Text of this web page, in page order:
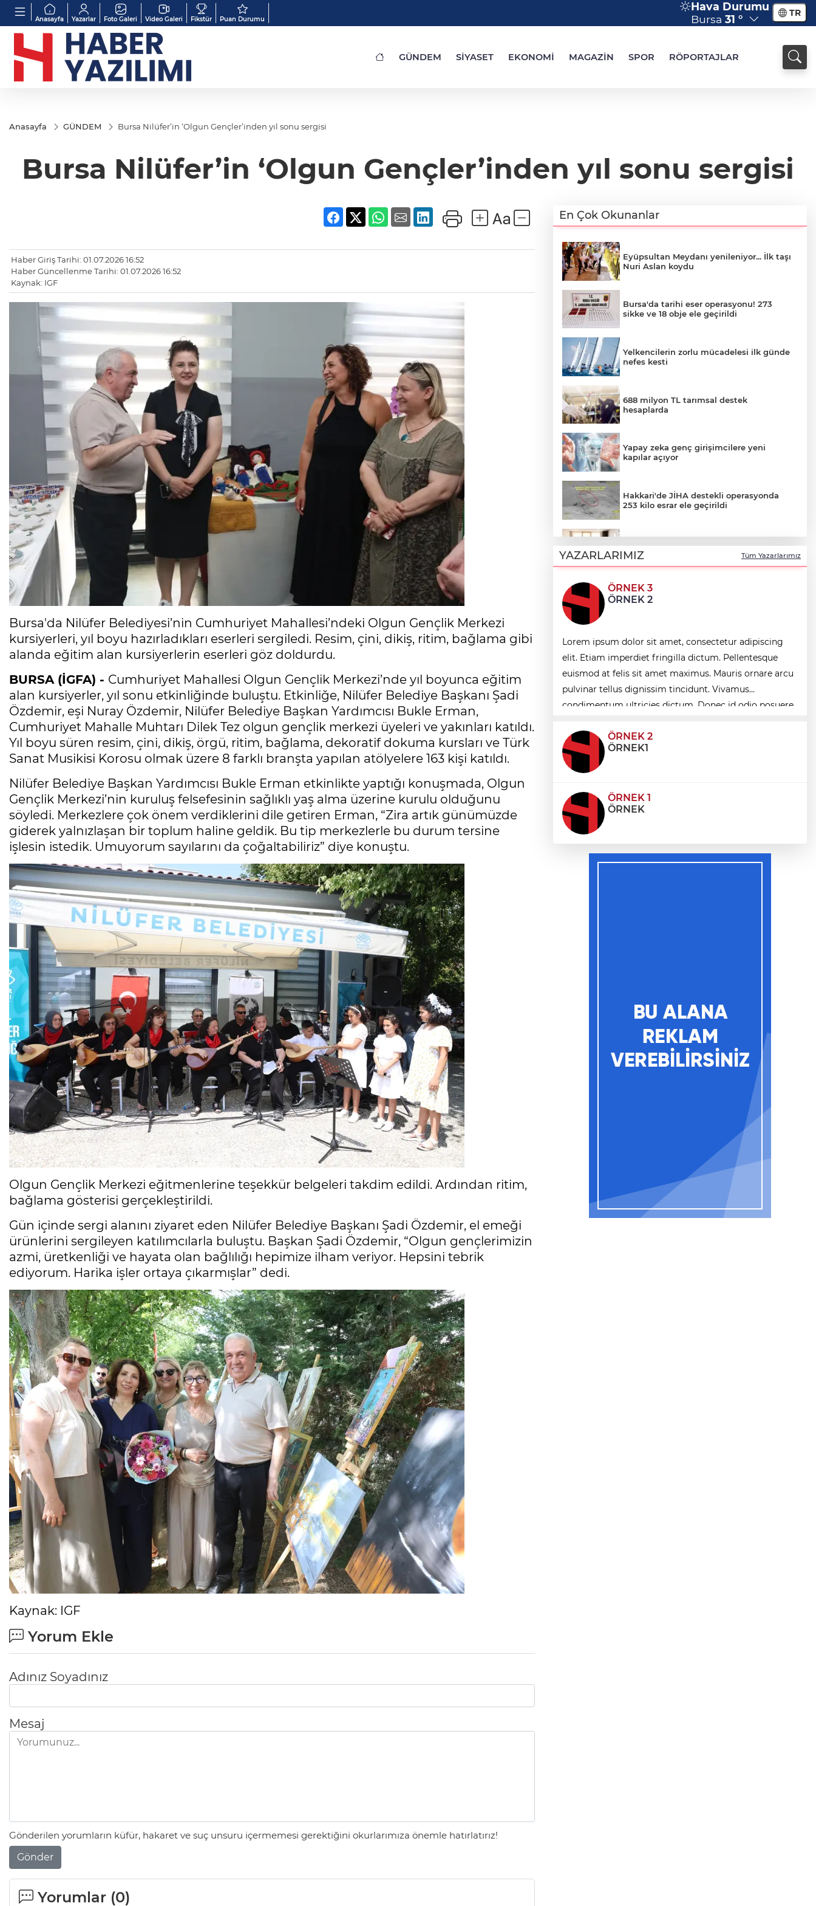
Anasayfa Yazarlar Foto Galeri Video Galeri Fikstür Puan Durumu
Hava Durumu
Bursa 31 ° TR
GÜNDEM SİYASET EKONOMİ MAGAZİN SPOR RÖPORTAJLAR
Anasayfa GÜNDEM Bursa Nilüfer’in ‘Olgun Gençler’inden yıl sonu sergisi
Bursa Nilüfer’in ‘Olgun Gençler’inden yıl sonu sergisi
Haber Giriş Tarihi: 01.07.2026 16:52
Haber Güncellenme Tarihi: 01.07.2026 16:52
Kaynak: IGF
Bursa'da Nilüfer Belediyesi’nin Cumhuriyet Mahallesi’ndeki Olgun Gençlik Merkezi
kursiyerleri, yıl boyu hazırladıkları eserleri sergiledi. Resim, çini, dikiş, ritim, bağlama gibi
alanda eğitim alan kursiyerlerin eserleri göz doldurdu.
BURSA (İGFA) - Cumhuriyet Mahallesi Olgun Gençlik Merkezi’nde yıl boyunca eğitim
alan kursiyerler, yıl sonu etkinliğinde buluştu. Etkinliğe, Nilüfer Belediye Başkanı Şadi
Özdemir, eşi Nuray Özdemir, Nilüfer Belediye Başkan Yardımcısı Bukle Erman,
Cumhuriyet Mahalle Muhtarı Dilek Tez olgun gençlik merkezi üyeleri ve yakınları katıldı.
Yıl boyu süren resim, çini, dikiş, örgü, ritim, bağlama, dekoratif dokuma kursları ve Türk
Sanat Musikisi Korosu olmak üzere 8 farklı branşta yapılan atölyelere 163 kişi katıldı.
Nilüfer Belediye Başkan Yardımcısı Bukle Erman etkinlikte yaptığı konuşmada, Olgun
Gençlik Merkezi’nin kuruluş felsefesinin sağlıklı yaş alma üzerine kurulu olduğunu
söyledi. Merkezlere çok önem verdiklerini dile getiren Erman, “Zira artık günümüzde
giderek yalnızlaşan bir toplum haline geldik. Bu tip merkezlerle bu durum tersine
işlesin istedik. Umuyorum sayılarını da çoğaltabiliriz” diye konuştu.
Olgun Gençlik Merkezi eğitmenlerine teşekkür belgeleri takdim edildi. Ardından ritim,
bağlama gösterisi gerçekleştirildi.
Gün içinde sergi alanını ziyaret eden Nilüfer Belediye Başkanı Şadi Özdemir, el emeği
ürünlerini sergileyen katılımcılarla buluştu. Başkan Şadi Özdemir, “Olgun gençlerimizin
azmi, üretkenliği ve hayata olan bağlılığı hepimize ilham veriyor. Hepsini tebrik
ediyorum. Harika işler ortaya çıkarmışlar” dedi.
Kaynak: IGF
Yorum Ekle
Adınız Soyadınız
Mesaj
Gönderilen yorumların küfür, hakaret ve suç unsuru içermemesi gerektiğini okurlarımıza önemle hatırlatırız!
Gönder
Yorumlar (0)
En Çok Okunanlar
Eyüpsultan Meydanı yenileniyor... İlk taşı
Nuri Aslan koydu
Bursa'da tarihi eser operasyonu! 273
sikke ve 18 obje ele geçirildi
Yelkencilerin zorlu mücadelesi ilk günde
nefes kesti
688 milyon TL tarımsal destek
hesaplarda
Yapay zeka genç girişimcilere yeni
kapılar açıyor
Hakkari'de JİHA destekli operasyonda
253 kilo esrar ele geçirildi
nezaket ziyareti
İstanbul Maltepe’de çocuklar kitapların
renkli dünyasında
Edirne Keşan’dan Elazığ'a gönül köprüsü
Bursa Tabip Odası: Hekimlik 5 dakikaya
sığmaz
YAZARLARIMIZ Tüm Yazarlarımız
ÖRNEK 3
ÖRNEK 2
Lorem ipsum dolor sit amet, consectetur adipiscing
elit. Etiam imperdiet fringilla dictum. Pellentesque
euismod at felis sit amet maximus. Mauris ornare arcu
pulvinar tellus dignissim tincidunt. Vivamus
condimentum ultricies dictum. Donec id odio posuere,
ÖRNEK 2
ÖRNEK1
ÖRNEK 1
ÖRNEK